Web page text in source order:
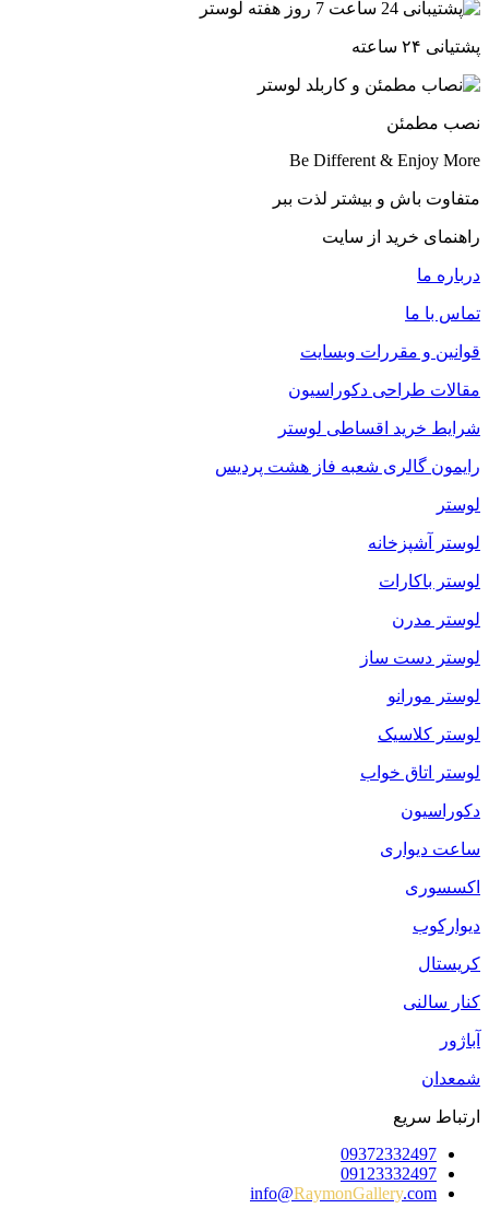
پشتیانی ۲۴ ساعته
نصب مطمئن
Be Different & Enjoy More​
متفاوت باش و بیشتر لذت ببر
راهنمای خرید از سایت
درباره ما
تماس با ما
قوانین و مقررات وبسایت
مقالات طراحی دکوراسیون
شرایط خرید اقساطی لوستر
رایمون گالری شعبه فاز هشت پردیس
لوستر
لوستر آشپزخانه
لوستر باکارات
لوستر مدرن
لوستر دست ساز
لوستر مورانو
لوستر کلاسیک
لوستر اتاق خواب
دکوراسیون
ساعت دیواری
اکسسوری
دیوارکوب
کریستال
کنار سالنی
آباژور
شمعدان
ارتباط سریع
09372332497
09123332497
info@RaymonGallery.com